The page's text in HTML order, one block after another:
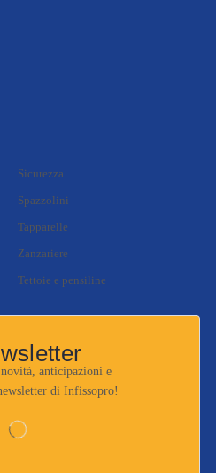
Sicurezza
Spazzolini
Tapparelle
Zanzariere
Tettoie e pensiline
anticipazioni e
di Infissopro!